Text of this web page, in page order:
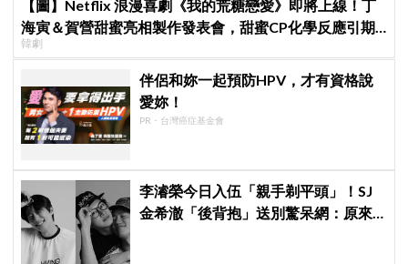
【圖】Netflix 浪漫喜劇《我的荒糖戀愛》即將上線！丁
海寅＆賀營甜蜜亮相製作發表會，甜蜜CP化學反應引期
待
韓劇
伴侶和妳一起預防HPV，才有資格說
愛妳！
PR・台灣癌症基金會
李濬榮今日入伍「親手剃平頭」！SJ
金希澈「後背抱」送別驚呆網：原來